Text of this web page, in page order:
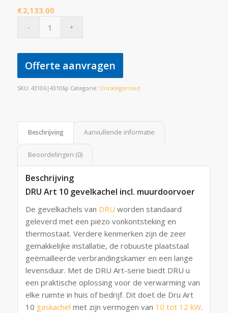
€2,133.00
Offerte aanvragen
SKU: 43106|43106p Categorie: Uncategorized
Beschrijving Aanvullende informatie
Beoordelingen (0)
Beschrijving
DRU Art 10 gevelkachel incl. muurdoorvoer
De gevelkachels van DRU worden standaard
geleverd met een piëzo vonkontsteking en
thermostaat. Verdere kenmerken zijn de zeer
gemakkelijke installatie, de robuuste plaatstaal
geëmailleerde verbrandingskamer en een lange
levensduur. Met de DRU Art-serie biedt DRU u
een praktische oplossing voor de verwarming van
elke ruimte in huis of bedrijf. Dit doet de Dru Art
10 gaskachel met zijn vermogen van 10 tot 12 kW.